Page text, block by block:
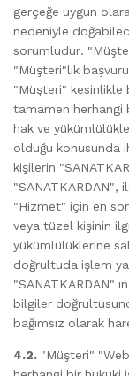
gerçeğe uygun
nedeniyle
sorumludur.
"Müşteri"lik
"Müşteri" kesinlikle
tamamen herhangi
hak ve
olduğu konusunda
kişilerin
"SANATKARDAN",
"Hizmet" için en
veya tüzel kişinin
yükümlülüklerine
doğrultuda işlem
"SANATKARDAN"
bilgiler
bağımsız olarak
4.2. "Müşteri"